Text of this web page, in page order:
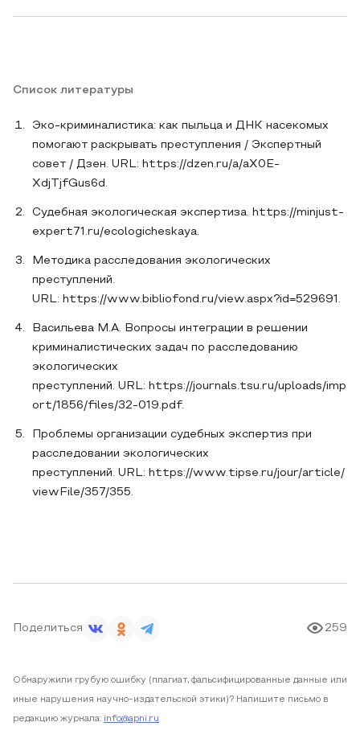
Список литературы
Эко-криминалистика: как пыльца и ДНК насекомых
помогают раскрывать преступления / Экспертный
совет / Дзен. URL: https://dzen.ru/a/aX0E-
XdjTjfGus6d.
Судебная экологическая экспертиза. https://minjust-
expert71.ru/ecologicheskaya.
Методика расследования экологических
преступлений.
URL: https://www.bibliofond.ru/view.aspx?id=529691.
Васильева М.А. Вопросы интеграции в решении
криминалистических задач по расследованию
экологических
преступлений. URL: https://journals.tsu.ru/uploads/imp
ort/1856/files/32-019.pdf.
Проблемы организации судебных экспертиз при
расследовании экологических
преступлений. URL: https://www.tipse.ru/jour/article/
viewFile/357/355.
Поделиться 259
Обнаружили грубую ошибку (плагиат, фальсифицированные данные или
иные нарушения научно-издательской этики)? Напишите письмо в
редакцию журнала: info@apni.ru